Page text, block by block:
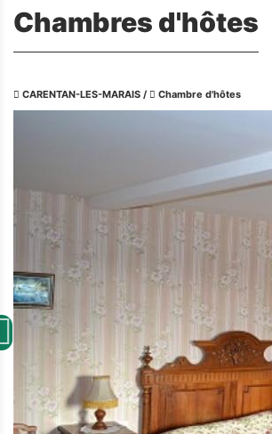
Chambres d'hôtes
CARENTAN-LES-MARAIS / Chambre d'hôtes